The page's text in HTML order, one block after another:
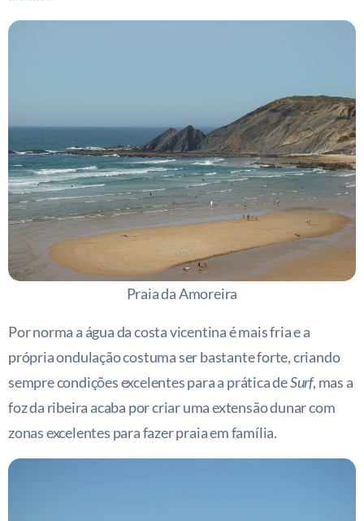
Praia da Amoreira
Por norma a água da costa vicentina é mais fria e a
própria ondulação costuma ser bastante forte, criando
sempre condições excelentes para a prática deSurf, mas a
foz da ribeira acaba por criar uma extensão dunar com
zonas excelentes para fazer praia em família.